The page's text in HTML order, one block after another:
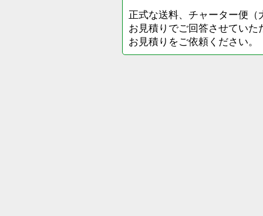
正式な送料、チャーター便
お見積りでご回答させてい
お見積りをご依頼ください。